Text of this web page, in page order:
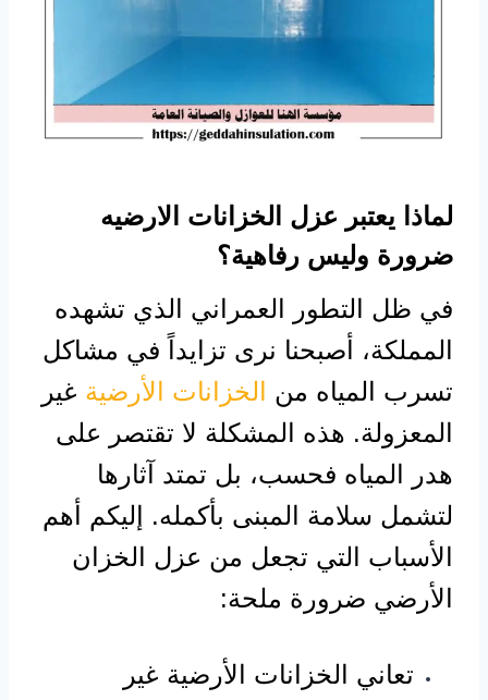
لماذا يعتبر عزل الخزانات الارضيه
ضرورة وليس رفاهية؟
في ظل التطور العمراني الذي تشهده
المملكة، أصبحنا نرى تزايداً في مشاكل
تسرب المياه من
الخزانات الأرضية غير
المعزولة. هذه المشكلة لا تقتصر على
هدر المياه فحسب، بل تمتد آثارها
لتشمل سلامة المبنى بأكمله. إليكم أهم
الأسباب التي تجعل من عزل الخزان
الأرضي ضرورة ملحة:
تعاني الخزانات الأرضية غير